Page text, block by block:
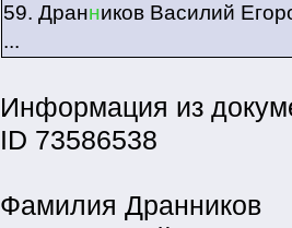
59. Дранников Василий
...
Информация из
ID 73586538
Фамилия Дранников